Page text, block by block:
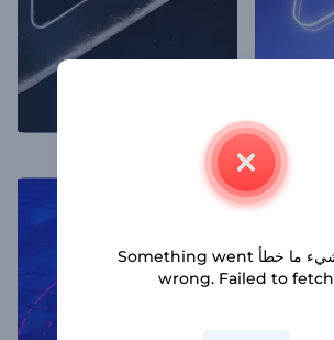
افتتاحية سينمائية مظلمة
يوجد شيء ما خطأ Something went
wrong. Failed to fetch